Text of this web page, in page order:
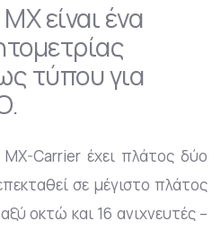
είναι ένα
τύπου για
Carrier έχει πλάτος δύο
σε μέγιστο πλάτος
οκτώ και 16 ανιχνευτές –